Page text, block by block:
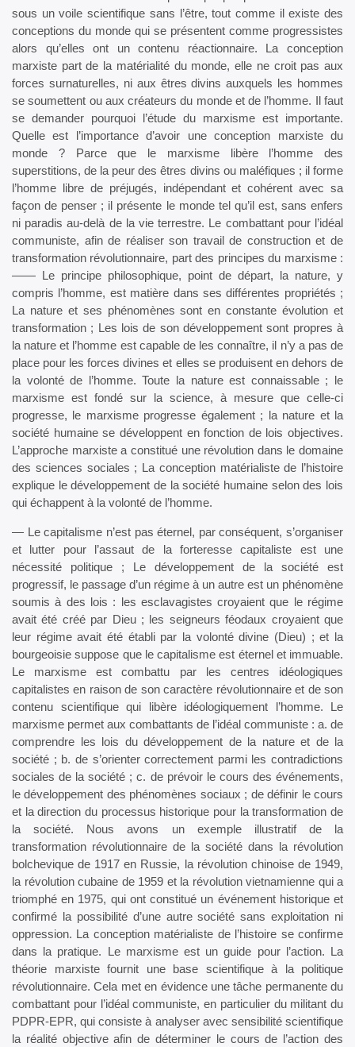
sous un voile scientifique sans l’être, tout comme il existe des
conceptions du monde qui se présentent comme progressistes
alors qu’elles ont un contenu réactionnaire. La conception
marxiste part de la matérialité du monde, elle ne croit pas aux
forces surnaturelles, ni aux êtres divins auxquels les hommes
se soumettent ou aux créateurs du monde et de l’homme. Il faut
se demander pourquoi l’étude du marxisme est importante.
Quelle est l’importance d’avoir une conception marxiste du
monde ? Parce que le marxisme libère l’homme des
superstitions, de la peur des êtres divins ou maléfiques ; il forme
l’homme libre de préjugés, indépendant et cohérent avec sa
façon de penser ; il présente le monde tel qu’il est, sans enfers
ni paradis au-delà de la vie terrestre. Le combattant pour l’idéal
communiste, afin de réaliser son travail de construction et de
transformation révolutionnaire, part des principes du marxisme :
—— Le principe philosophique, point de départ, la nature, y
compris l’homme, est matière dans ses différentes propriétés ;
La nature et ses phénomènes sont en constante évolution et
transformation ; Les lois de son développement sont propres à
la nature et l’homme est capable de les connaître, il n’y a pas de
place pour les forces divines et elles se produisent en dehors de
la volonté de l’homme. Toute la nature est connaissable ; le
marxisme est fondé sur la science, à mesure que celle-ci
progresse, le marxisme progresse également ; la nature et la
société humaine se développent en fonction de lois objectives.
L’approche marxiste a constitué une révolution dans le domaine
des sciences sociales ; La conception matérialiste de l’histoire
explique le développement de la société humaine selon des lois
qui échappent à la volonté de l’homme.
— Le capitalisme n’est pas éternel, par conséquent, s’organiser
et lutter pour l’assaut de la forteresse capitaliste est une
nécessité politique ; Le développement de la société est
progressif, le passage d’un régime à un autre est un phénomène
soumis à des lois : les esclavagistes croyaient que le régime
avait été créé par Dieu ; les seigneurs féodaux croyaient que
leur régime avait été établi par la volonté divine (Dieu) ; et la
bourgeoisie suppose que le capitalisme est éternel et immuable.
Le marxisme est combattu par les centres idéologiques
capitalistes en raison de son caractère révolutionnaire et de son
contenu scientifique qui libère idéologiquement l’homme. Le
marxisme permet aux combattants de l’idéal communiste : a. de
comprendre les lois du développement de la nature et de la
société ; b. de s’orienter correctement parmi les contradictions
sociales de la société ; c. de prévoir le cours des événements,
le développement des phénomènes sociaux ; de définir le cours
et la direction du processus historique pour la transformation de
la société. Nous avons un exemple illustratif de la
transformation révolutionnaire de la société dans la révolution
bolchevique de 1917 en Russie, la révolution chinoise de 1949,
la révolution cubaine de 1959 et la révolution vietnamienne qui a
triomphé en 1975, qui ont constitué un événement historique et
confirmé la possibilité d’une autre société sans exploitation ni
oppression. La conception matérialiste de l’histoire se confirme
dans la pratique. Le marxisme est un guide pour l’action. La
théorie marxiste fournit une base scientifique à la politique
révolutionnaire. Cela met en évidence une tâche permanente du
combattant pour l’idéal communiste, en particulier du militant du
PDPR-EPR, qui consiste à analyser avec sensibilité scientifique
la réalité objective afin de déterminer le cours de l’action des